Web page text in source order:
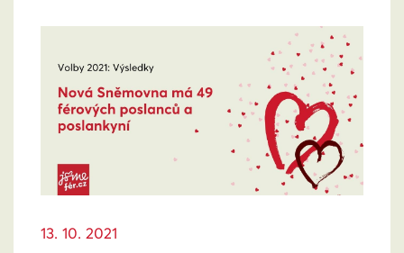
13. 10. 2021